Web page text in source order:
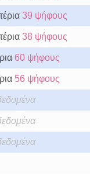
39 ψήφους
38 ψήφους
60 ψήφους
56 ψήφους